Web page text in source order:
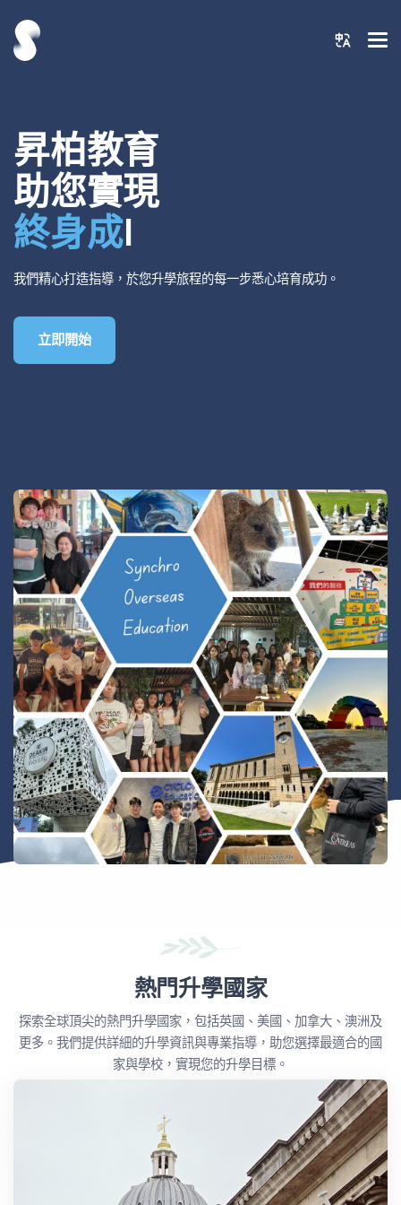
昇柏教育
助您實現
終身成就
我們精心打造指導，於您升學旅程的每一步悉心培育成功。
立即開始
熱門升學國家
探索全球頂尖的熱門升學國家，包括英國、美國、加拿大、澳洲及
更多。我們提供詳細的升學資訊與專業指導，助您選擇最適合的國
家與學校，實現您的升學目標。